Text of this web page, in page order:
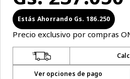
Gs. 186.250
Precio exclusivo por compras
Ver opciones de pago